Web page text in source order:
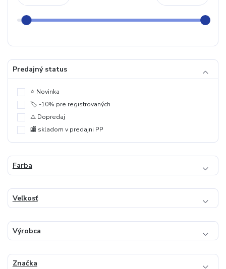
Predajný status
⭐️ Novinka
🏷️ -10% pre registrovaných
⚠️ Dopredaj
🏬 skladom v predajni PP
Farba
Veľkosť
Výrobca
Značka